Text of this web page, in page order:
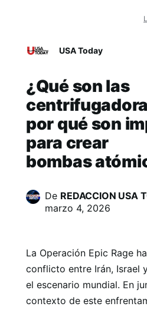
USA Today
¿Qué son las
por qué son
para crear
bombas
De REDACCION USA
marzo 4, 2026
La Operación Epic Rage
conflicto entre Irán, Israel
el escenario mundial. En
contexto de este